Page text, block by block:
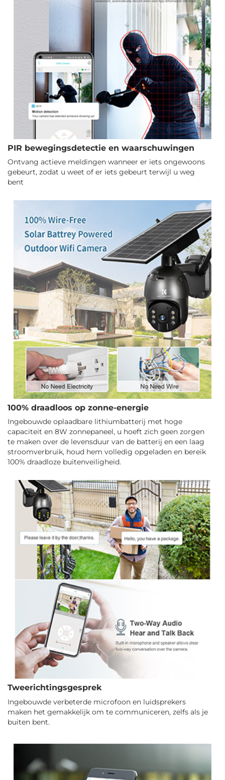
PIR bewegingsdetectie en waarschuwingen
Ontvang actieve meldingen wanneer er iets ongewoons
gebeurt, zodat u weet of er iets gebeurt terwijl u weg
bent
100% draadloos op zonne-energie
Ingebouwde oplaadbare lithiumbatterij met hoge
capaciteit en 8W zonnepaneel, u hoeft zich geen zorgen
te maken over de levensduur van de batterij en een laag
stroomverbruik, houd hem volledig opgeladen en bereik
100% draadloze buitenveiligheid.
Tweerichtingsgesprek
Ingebouwde verbeterde microfoon en luidsprekers
maken het gemakkelijk om te communiceren, zelfs als je
buiten bent.